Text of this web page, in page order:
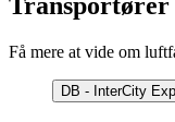
Få mere at vide om
DB - InterCity